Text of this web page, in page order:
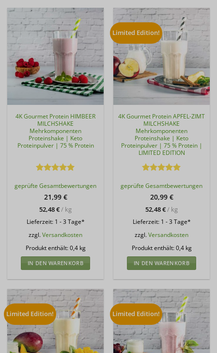
4K Gourmet Protein HIMBEER
MILCHSHAKE
Mehrkomponenten
Proteinshake | Keto
Proteinpulver | 75 % Protein
mit5von
geprüfte Gesamtbewertungen
21,99 €
52,48€ / kg
Lieferzeit: 1 - 3 Tage*
zzgl.Versandkosten
Produkt enthält: 0,4 kg
IN DEN WARENKORB
Limited Edition!
4K Gourmet Protein APFEL-ZIMT
MILCHSHAKE
Mehrkomponenten
Proteinshake | Keto
Proteinpulver | 75 % Protein |
LIMITED EDITION
mit5von
geprüfte Gesamtbewertungen
20,99 €
52,48€ / kg
Lieferzeit: 1 - 3 Tage*
zzgl.Versandkosten
Produkt enthält: 0,4 kg
IN DEN WARENKORB
Limited Edition! Limited Edition!